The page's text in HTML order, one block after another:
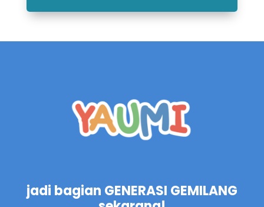
jadi bagian GENERASI GEMILANG